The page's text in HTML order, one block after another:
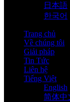
日本語
한국어
Trang chủ
Về chúng tôi
Giải pháp
Tin Tức
Liên hệ
Tiếng Việt
English
简体中